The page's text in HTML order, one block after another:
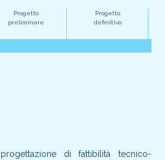
Progetto
preliminare
Progetto
definitivo
di fattibilità tecnico-